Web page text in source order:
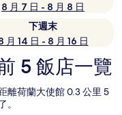
8 月 7 日 - 8 月 8 日
下週末
月 14 日 - 8 月 16 日
5 飯店一覽
離荷蘭大使館 0.3 公里 5